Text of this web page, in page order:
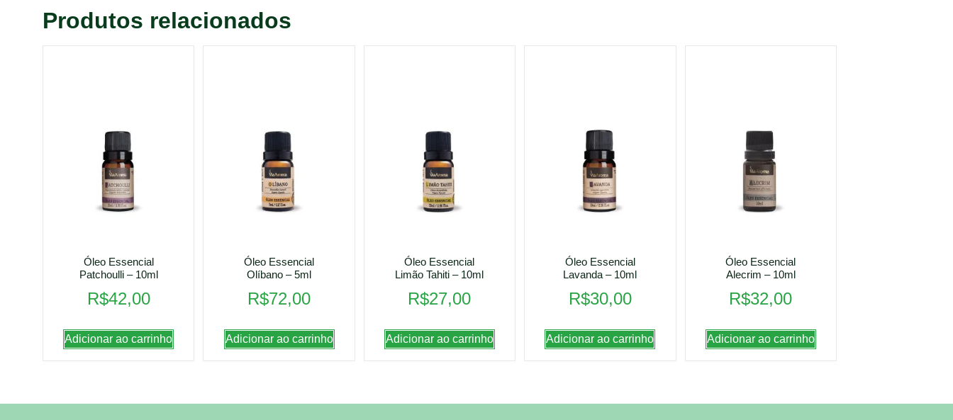
Produtos relacionados
Óleo Essencial
Patchoulli – 10ml
R$42,00
Adicionar ao carrinho
Óleo Essencial
Olíbano – 5ml
R$72,00
Adicionar ao carrinho
Óleo Essencial
Limão Tahiti – 10ml
R$27,00
Adicionar ao carrinho
Óleo Essencial
Lavanda – 10ml
R$30,00
Adicionar ao carrinho
Óleo Essencial
Alecrim – 10ml
R$32,00
Adicionar ao carrinho